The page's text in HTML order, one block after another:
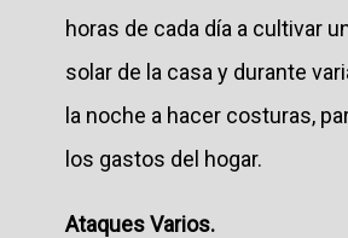
horas de cada día a cultivar
solar de la casa y durante
la noche a hacer costuras,
los gastos del hogar.
Ataques Varios.